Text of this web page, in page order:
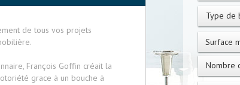
Type de
Nombre
de tous vos projets
François Goffin créait la
grace à un bouche à